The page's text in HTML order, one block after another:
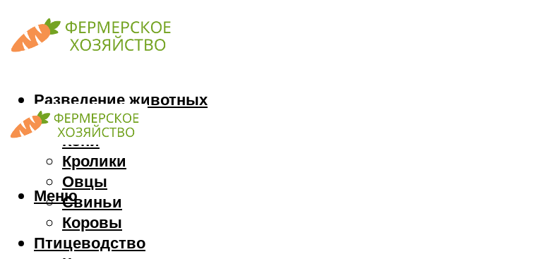
Разведение животных
Козы
Кони
Кролики
Овцы
Свиньи
Коровы
Птицеводство
Меню